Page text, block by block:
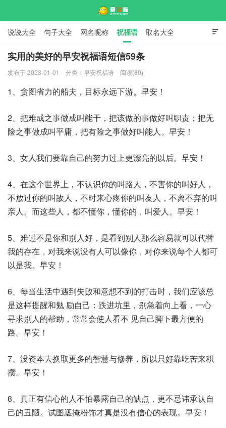

说说大全 句子大全 网名昵称 祝福语 取名大全
标语口号 签名大全
实用的美好的早安祝福语短信59条
发布于 2023-01-01 分类： 早安祝福语 阅读(80)
1、贪图省力的船夫，目标永远下游。早安！
2、把难成之事做成叫能干，把该做的事做好叫职责；把无
险之事做成叫平庸，把有险之事做好叫能人。早安！
3、女人我们要靠自己的努力过上更漂亮的以后。早安！
4、在这个世界上，不认识你的叫路人，不害你的叫好人，
不放过你的叫敌人，不时来心疼你的叫友人，不离不弃的叫
亲人。而这些人，都不懂你，懂你的，叫爱人。早安！
5、难过不是你和别人好，是看到别人那么容易就可以代替
我的存在，对我来说没有人可以像你，对你来说每个人都可
以是我。早安！
6、每当生活中遇到失败和意想不到的打击时，我们应该总
是这样提醒和勉 励自己：跌进坑里，别急着向上看，一心
寻求别人的帮助，常常会使人看不 见自己脚下最方便的
路。早安！
7、没资本去换取更多的智慧与修养，所以只好靠吃苦来积
攒。早安！
8、真正有信心的人不怕暴露自己的缺点，更不忌讳承认自
己的丑陋。试图遮掩粉饰才真是没有信心的表现。早安！